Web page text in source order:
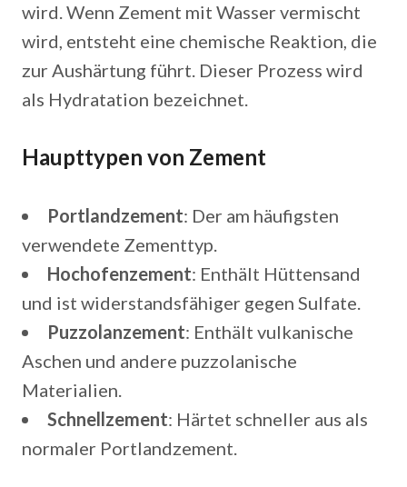
wird. Wenn Zement mit Wasser vermischt
wird, entsteht eine chemische Reaktion, die
zur Aushärtung führt. Dieser Prozess wird
als Hydratation bezeichnet.
Haupttypen von Zement
Portlandzement: Der am häufigsten
verwendete Zementtyp.
Hochofenzement: Enthält Hüttensand
und ist widerstandsfähiger gegen Sulfate.
Puzzolanzement: Enthält vulkanische
Aschen und andere puzzolanische
Materialien.
Schnellzement: Härtet schneller aus als
normaler Portlandzement.